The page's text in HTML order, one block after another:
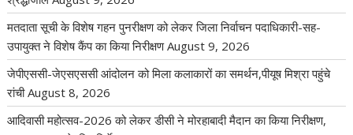
मतदाता सूची के विशेष गहन पुनरीक्षण को लेकर जिला निर्वाचन पदाधिकारी-सह-
उपायुक्त ने विशेष कैंप का किया निरीक्षण August 9, 2026
जेपीएससी-जेएसएससी आंदोलन को मिला कलाकारों का समर्थन,पीयूष मिश्रा पहुंचे
रांची August 8, 2026
आदिवासी महोत्सव-2026 को लेकर डीसी ने मोरहाबादी मैदान का किया निरीक्षण,